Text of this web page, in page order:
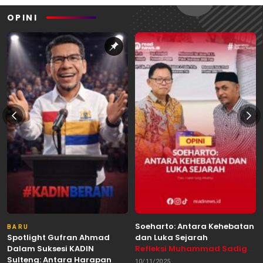
OPINI
BARU
Spotlight Gufran Ahmad
Dalam Suksesi KADIN
Sulteng: Antara Harapan
Soeharto: Antara Kehebatan
dan Luka Sejarah
Refleksi Muhammad Sadig
Alhabsyie, Akademisi UIN
10/11/2025